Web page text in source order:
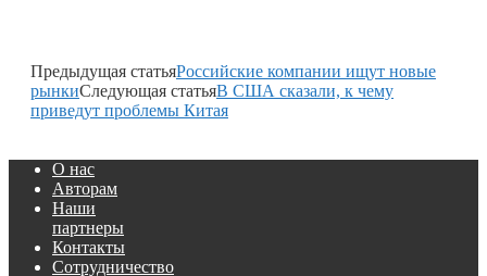
Предыдущая статьяРоссийские компании ищут новые
рынкиСледующая статьяВ США сказали, к чему
приведут проблемы Китая
О нас
Авторам
Наши
партнеры
Контакты
Сотрудничество